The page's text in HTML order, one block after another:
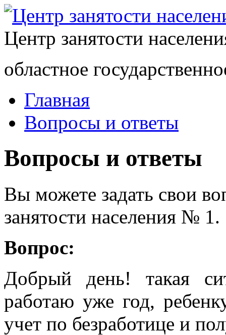
Центр занятости
областное
Главная
Вопросы и ответы
Вопросы и ответы
Вы можете задать свои
занятости населения № 1.
Вопрос:
Добрый день! такая
работаю уже год,
учет по безработице и